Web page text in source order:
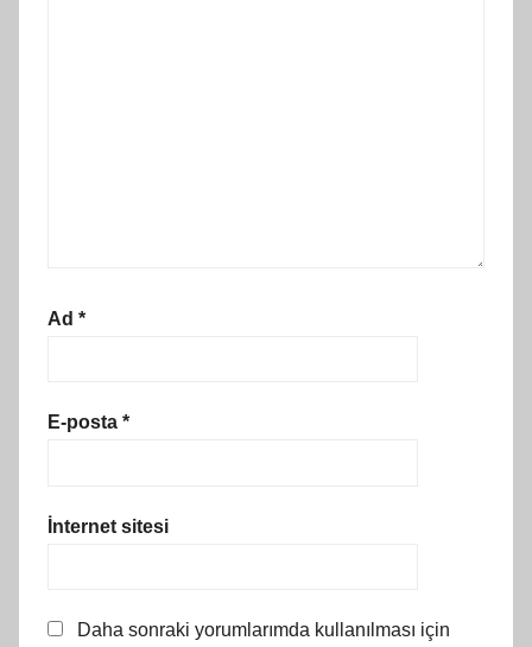
Ad *
E-posta *
İnternet sitesi
Daha sonraki yorumlarımda kullanılması için